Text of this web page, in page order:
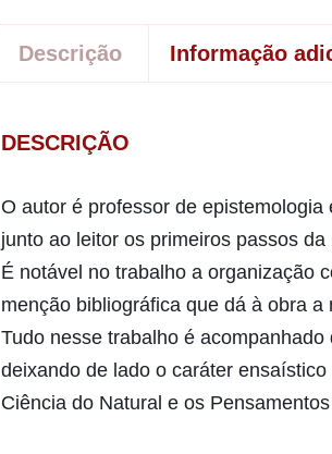
Descrição Informação
DESCRIÇÃO
O autor é professor de
junto ao leitor os primeiros passos
É notável no trabalho a organização
menção bibliográfica que dá à obra
Tudo nesse trabalho é
deixando de lado o caráter
Ciência do Natural e os